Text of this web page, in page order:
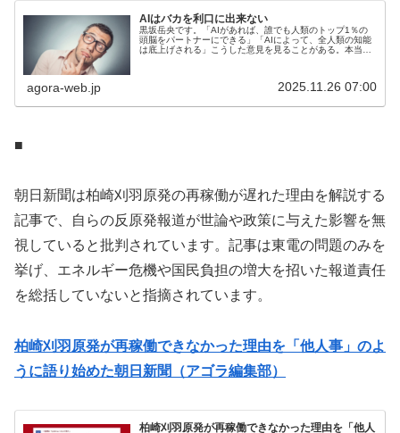
AIはバカを利口に出来ない
黒坂岳央です。「AIがあれば、誰でも人類のトップ1％の
頭脳をパートナーにできる」「AIによって、全人類の知能
は底上げされる」こうした意見を見ることがある。本当だ
agora-web.jp 2025.11.26 07:00
■
朝日新聞は柏崎刈羽原発の再稼働が遅れた理由を解説する
記事で、自らの反原発報道が世論や政策に与えた影響を無
視していると批判されています。記事は東電の問題のみを
挙げ、エネルギー危機や国民負担の増大を招いた報道責任
を総括していないと指摘されています。
柏崎刈羽原発が再稼働できなかった理由を「他人事」のよ
うに語り始めた朝日新聞（アゴラ編集部）
柏崎刈羽原発が再稼働できなかった理由を「他人